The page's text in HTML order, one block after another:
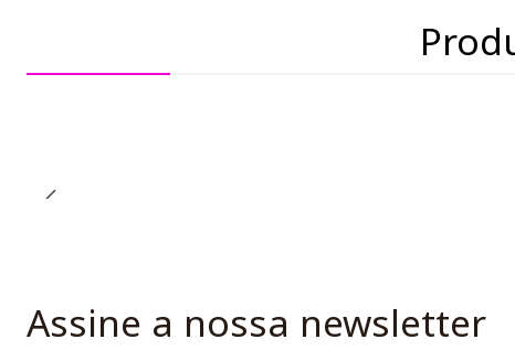
Assine a nossa newsletter